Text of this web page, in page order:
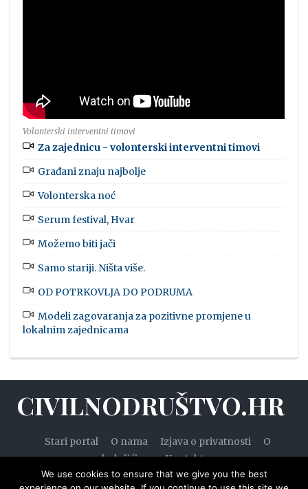
Volonterski interventni timovi
Za zajednicu - volonterski interventni timovi
Građani znaju najbolje
Volonterska noć
Serum festival, Hvar
Možemo biti jači
Samo stariji. Ništa više.
OD POTRKOVLJA DO PODRUMA
Modeli zagovaranja za pozitivne promjene u
lokalnim zajednicama
CIVILNODRUŠTVO.HR
Stari portal O nama Izjava o privatnosti
O
kolačićima
Kontakt
We use cookies to ensure that we give you the best